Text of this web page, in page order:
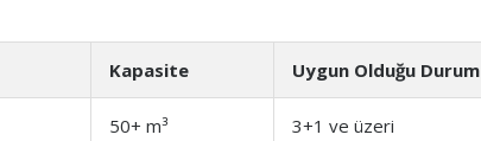
Kapasite Uygun Olduğu Durum
50+ m³ 3+1 ve üzeri